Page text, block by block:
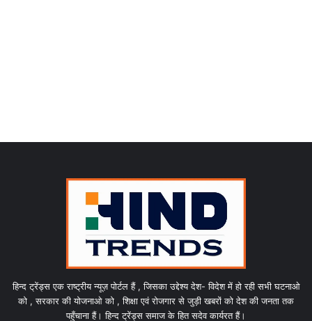
हिन्द ट्रेंड्स एक राष्ट्रीय न्यूज़ पोर्टल हैं , जिसका उद्देश्य देश- विदेश में हो रही सभी घटनाओ
को , सरकार की योजनाओ को , शिक्षा एवं रोजगार से जुड़ी खबरों को देश की जनता तक
पहुँचाना हैं। हिन्द ट्रेंड्स समाज के हित सदेव कार्यरत हैं।